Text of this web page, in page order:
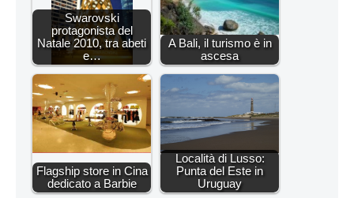
Swarovski
protagonista del
Natale 2010, tra abeti
e…
A Bali, il turismo è in
ascesa
Flagship store in Cina
dedicato a Barbie
Località di Lusso:
Punta del Este in
Uruguay